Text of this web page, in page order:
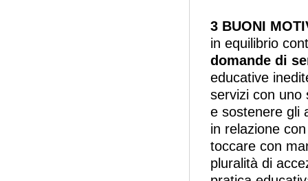
3 BUONI
in equilibrio
domande di
educative
servizi con uno
e sostenere gli
in relazione
toccare con
pluralità di